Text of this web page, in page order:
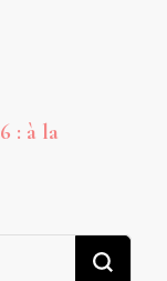
: à la